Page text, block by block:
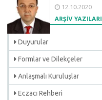
12.10.2020
ARŞİV YAZILARI
Duyurular
Formlar ve Dilekçeler
Anlaşmalı Kuruluşlar
Eczacı Rehberi